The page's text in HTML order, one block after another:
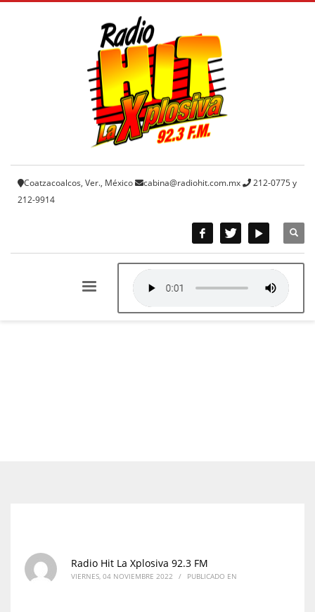
Coatzacoalcos, Ver., México cabina@radiohit.com.mx
212-0775 y
212-9914
Radio Hit La Xplosiva 92.3 FM
VIERNES, 04 NOVIEMBRE 2022 / PUBLICADO EN